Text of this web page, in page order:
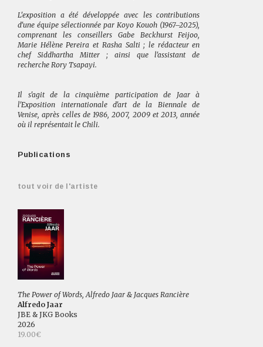
L'exposition a été développée avec les contributions
d'une équipe sélectionnée par Koyo Kouoh (1967–2025),
comprenant les conseillers Gabe Beckhurst Feijoo,
Marie Hélène Pereira et Rasha Salti ; le rédacteur en
chef Siddhartha Mitter ; ainsi que l'assistant de
recherche Rory Tsapayi.
Il s'agit de la cinquième participation de Jaar à
l'Exposition internationale d'art de la Biennale de
Venise, après celles de 1986, 2007, 2009 et 2013, année
où il représentait le Chili.
Publications
tout voir de l'artiste
The Power of Words, Alfredo Jaar & Jacques Rancière
Alfredo Jaar
JBE & JKG Books
2026
19.00€